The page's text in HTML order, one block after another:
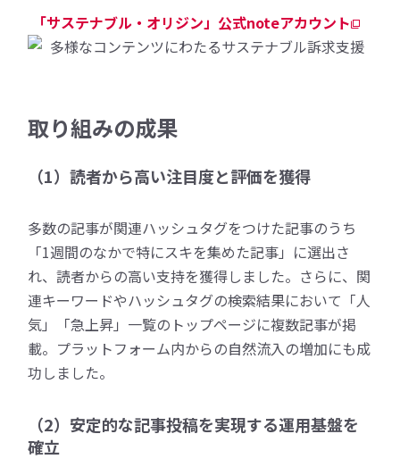
「サステナブル・オリジン」公式noteアカウント
取り組みの成果
（1）読者から高い注目度と評価を獲得
多数の記事が関連ハッシュタグをつけた記事のうち
「1週間のなかで特にスキを集めた記事」に選出さ
れ、読者からの高い支持を獲得しました。さらに、関
連キーワードやハッシュタグの検索結果において「人
気」「急上昇」一覧のトップページに複数記事が掲
載。プラットフォーム内からの自然流入の増加にも成
功しました。
（2）安定的な記事投稿を実現する運用基盤を
確立